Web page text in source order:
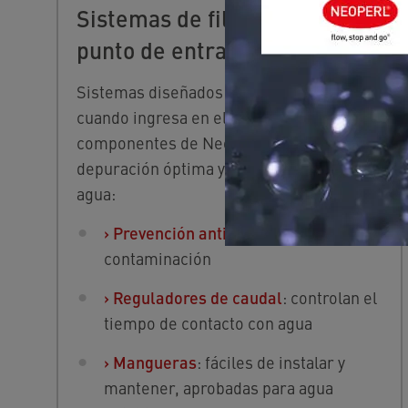
Sistemas de filtración en el
punto de entrada
Sistemas diseñados para tratar el agua
cuando ingresa en el edificio. Los
componentes de Neoperl garantizan
depuración óptima y gestión del flujo de
agua:
› Prevención antirretorno: evitan la
contaminación
› Reguladores de caudal: controlan el
tiempo de contacto con agua
› Mangueras: fáciles de instalar y
mantener, aprobadas para agua